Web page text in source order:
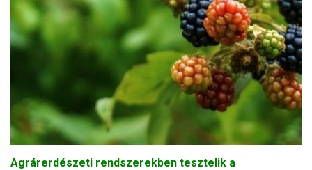
Agrárerdészeti rendszerekben tesztelik a